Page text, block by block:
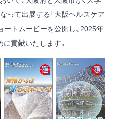
って出展する「大阪ヘルスケア
ートムービーを公開し、2025年
貢献いたします。